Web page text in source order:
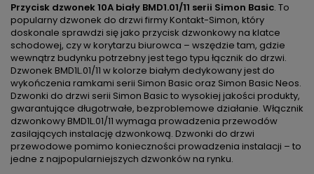
Przycisk dzwonek 10A biały BMD1.01/11 serii Simon Basic. To
popularny dzwonek do drzwi firmy Kontakt-Simon, który
doskonale sprawdzi się jako przycisk dzwonkowy na klatce
schodowej, czy w korytarzu biurowca – wszędzie tam, gdzie
wewnątrz budynku potrzebny jest tego typu łącznik do drzwi.
Dzwonek BMD1L.01/11 w kolorze białym dedykowany jest do
wykończenia ramkami serii Simon Basic oraz Simon Basic Neos.
Dzwonki do drzwi serii Simon Basic to wysokiej jakości produkty,
gwarantujące długotrwałe, bezproblemowe działanie. Włącznik
dzwonkowy BMD1L.01/11 wymaga prowadzenia przewodów
zasilających instalację dzwonkową. Dzwonki do drzwi
przewodowe pomimo konieczności prowadzenia instalacji – to
jedne z najpopularniejszych dzwonków na rynku.